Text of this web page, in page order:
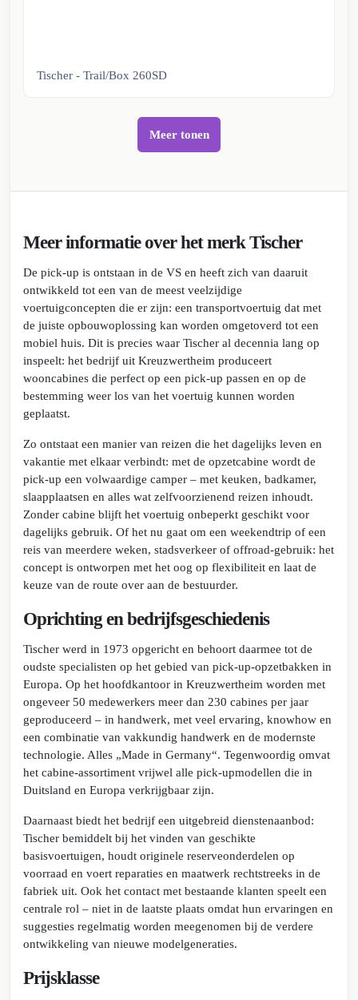
Tischer - Trail/Box 260SD
Meer tonen
Meer informatie over het merk Tischer
De pick-up is ontstaan in de VS en heeft zich van daaruit
ontwikkeld tot een van de meest veelzijdige
voertuigconcepten die er zijn: een transportvoertuig dat met
de juiste opbouwoplossing kan worden omgetoverd tot een
mobiel huis. Dit is precies waar Tischer al decennia lang op
inspeelt: het bedrijf uit Kreuzwertheim produceert
wooncabines die perfect op een pick-up passen en op de
bestemming weer los van het voertuig kunnen worden
geplaatst.
Zo ontstaat een manier van reizen die het dagelijks leven en
vakantie met elkaar verbindt: met de opzetcabine wordt de
pick-up een volwaardige camper – met keuken, badkamer,
slaapplaatsen en alles wat zelfvoorzienend reizen inhoudt.
Zonder cabine blijft het voertuig onbeperkt geschikt voor
dagelijks gebruik. Of het nu gaat om een weekendtrip of een
reis van meerdere weken, stadsverkeer of offroad-gebruik: het
concept is ontworpen met het oog op flexibiliteit en laat de
keuze van de route over aan de bestuurder.
Oprichting en bedrijfsgeschiedenis
Tischer werd in 1973 opgericht en behoort daarmee tot de
oudste specialisten op het gebied van pick-up-opzetbakken in
Europa. Op het hoofdkantoor in Kreuzwertheim worden met
ongeveer 50 medewerkers meer dan 230 cabines per jaar
geproduceerd – in handwerk, met veel ervaring, knowhow en
een combinatie van vakkundig handwerk en de modernste
technologie. Alles „Made in Germany“. Tegenwoordig omvat
het cabine-assortiment vrijwel alle pick-upmodellen die in
Duitsland en Europa verkrijgbaar zijn.
Daarnaast biedt het bedrijf een uitgebreid dienstenaanbod:
Tischer bemiddelt bij het vinden van geschikte
basisvoertuigen, houdt originele reserveonderdelen op
voorraad en voert reparaties en maatwerk rechtstreeks in de
fabriek uit. Ook het contact met bestaande klanten speelt een
centrale rol – niet in de laatste plaats omdat hun ervaringen en
suggesties regelmatig worden meegenomen bij de verdere
ontwikkeling van nieuwe modelgeneraties.
Prijsklasse